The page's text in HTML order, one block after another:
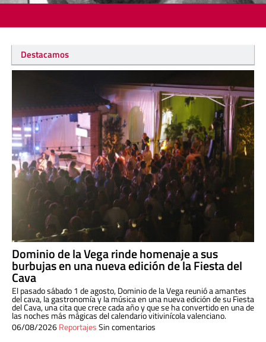
Destacamos
Dominio de la Vega rinde homenaje a sus
burbujas en una nueva edición de la Fiesta del
Cava
El pasado sábado 1 de agosto, Dominio de la Vega reunió a amantes
del cava, la gastronomía y la música en una nueva edición de su Fiesta
del Cava, una cita que crece cada año y que se ha convertido en una de
las noches más mágicas del calendario vitivinícola valenciano.
06/08/2026ReportajesSin comentarios